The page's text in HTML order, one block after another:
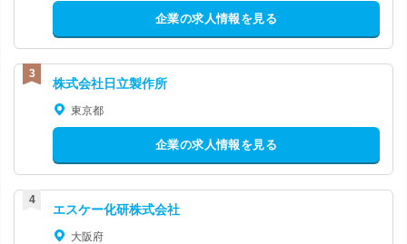
企業の求人情報を見る
株式会社日立製作所
東京都
企業の求人情報を見る
エスケー化研株式会社
大阪府